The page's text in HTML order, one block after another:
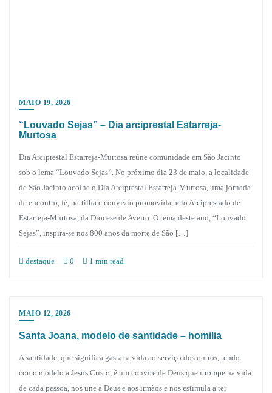
MAIO 19, 2026
“Louvado Sejas” – Dia arciprestal Estarreja-
Murtosa
Dia Arciprestal Estarreja-Murtosa reúne comunidade em São Jacinto
sob o lema “Louvado Sejas”. No próximo dia 23 de maio, a localidade
de São Jacinto acolhe o Dia Arciprestal Estarreja-Murtosa, uma jornada
de encontro, fé, partilha e convívio promovida pelo Arciprestado de
Estarreja-Murtosa, da Diocese de Aveiro. O tema deste ano, “Louvado
Sejas”, inspira-se nos 800 anos da morte de São […]
destaque 0 1 min read
MAIO 12, 2026
Santa Joana, modelo de santidade – homilia
A santidade, que significa gastar a vida ao serviço dos outros, tendo
como modelo a Jesus Cristo, é um convite de Deus que irrompe na vida
de cada pessoa, nos une a Deus e aos irmãos e nos estimula a ter